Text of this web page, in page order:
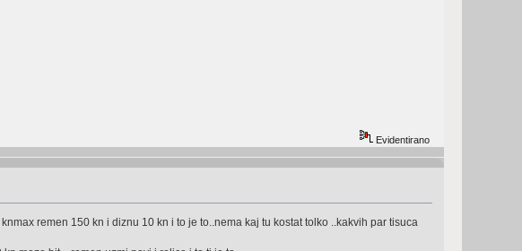
Evidentirano
remen 150 kn i diznu 10 kn i to je to..nema kaj tu kostat tolko ..kakvih par tisuca